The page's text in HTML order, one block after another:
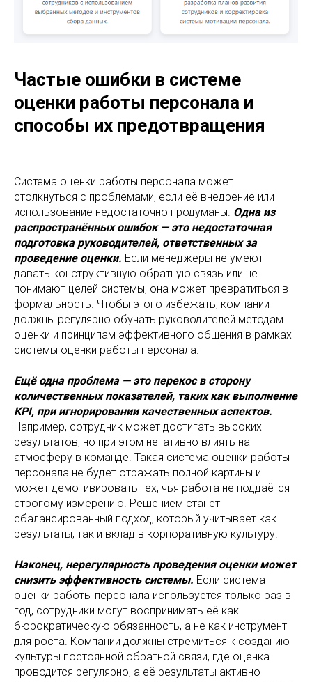
Частые ошибки в системе
оценки работы персонала и
способы их предотвращения
Система оценки работы персонала может
столкнуться с проблемами, если её внедрение или
использование недостаточно продуманы. Одна из
распространённых ошибок — это недостаточная
подготовка руководителей, ответственных за
проведение оценки. Если менеджеры не умеют
давать конструктивную обратную связь или не
понимают целей системы, она может превратиться в
формальность. Чтобы этого избежать, компании
должны регулярно обучать руководителей методам
оценки и принципам эффективного общения в рамках
системы оценки работы персонала.
Ещё одна проблема — это перекос в сторону
количественных показателей, таких как выполнение
KPI, при игнорировании качественных аспектов.
Например, сотрудник может достигать высоких
результатов, но при этом негативно влиять на
атмосферу в команде. Такая система оценки работы
персонала не будет отражать полной картины и
может демотивировать тех, чья работа не поддаётся
строгому измерению. Решением станет
сбалансированный подход, который учитывает как
результаты, так и вклад в корпоративную культуру.
Наконец, нерегулярность проведения оценки может
снизить эффективность системы. Если система
оценки работы персонала используется только раз в
год, сотрудники могут воспринимать её как
бюрократическую обязанность, а не как инструмент
для роста. Компании должны стремиться к созданию
культуры постоянной обратной связи, где оценка
проводится регулярно, а её результаты активно